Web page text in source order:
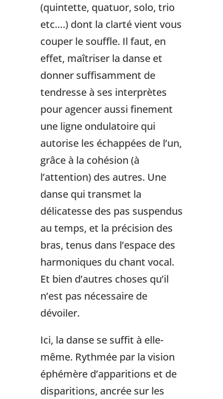
(quintette, quatuor, solo, trio
etc….) dont la clarté vient vous
couper le souffle. Il faut, en
effet, maîtriser la danse et
donner suffisamment de
tendresse à ses interprètes
pour agencer aussi finement
une ligne ondulatoire qui
autorise les échappées de l’un,
grâce à la cohésion (à
l’attention) des autres. Une
danse qui transmet la
délicatesse des pas suspendus
au temps, et la précision des
bras, tenus dans l’espace des
harmoniques du chant vocal.
Et bien d’autres choses qu’il
n’est pas nécessaire de
dévoiler.
Ici, la danse se suffit à elle-
même. Rythmée par la vision
éphémère d’apparitions et de
disparitions, ancrée sur les